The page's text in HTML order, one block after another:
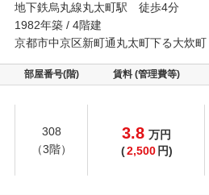
地下鉄烏丸線丸太町駅 徒歩4分
1982年築 / 4階建
京都市中京区新町通丸太町下る大炊町
部屋番号(階) 賃料 (管理費等)
308
（3階）
3.8 万円
(2,500 円)